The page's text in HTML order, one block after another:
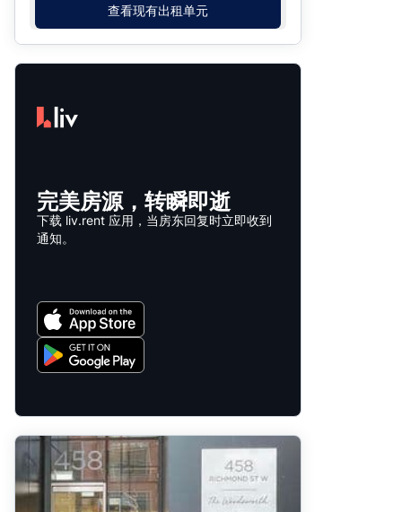
查看现有出租单元
完美房源，转瞬即逝
下载 liv.rent 应用，当房东回复时立即收到
通知。